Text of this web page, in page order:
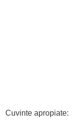
Cuvinte apropiate: